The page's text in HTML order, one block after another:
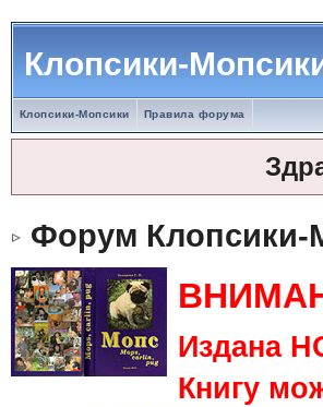
Клопсики-
Клопсики-Мопсики Правила форума
Форум Клопсики-
Издана
Книгу